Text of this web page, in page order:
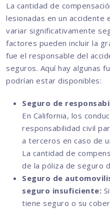
La cantidad de
lesionadas en un accidente
variar significativamente
factores pueden incluir la
fue el responsable del
seguros. Aquí hay algunas
podrían estar disponibles:
Seguro de
En California, los
responsabilidad civil
a terceros en caso de
La cantidad de
de la póliza de seguro
Seguro de
seguro insuficiente:
tiene seguro o su